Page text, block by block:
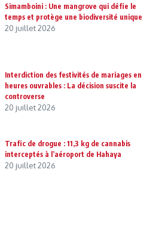
Simamboini : Une mangrove qui défie le
temps et protège une biodiversité unique
20 juillet 2026
Interdiction des festivités de mariages en
heures ouvrables : La décision suscite la
controverse
20 juillet 2026
Trafic de drogue : 11,3 kg de cannabis
interceptés à l’aéroport de Hahaya
20 juillet 2026